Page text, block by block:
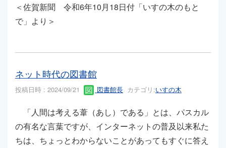
＜佐賀新聞 令和6年10月18日付「いすの木のもと
で」より＞
ネット時代の図書館
投稿日時 : 2024/09/21 図書館長 カテゴリ:いすの木
「人間は考える葦（あし）である」とは、パスカル
の有名な言葉ですが、インターネットの普及以来私た
ちは、ちょっとわからないことがあってもすぐに答え